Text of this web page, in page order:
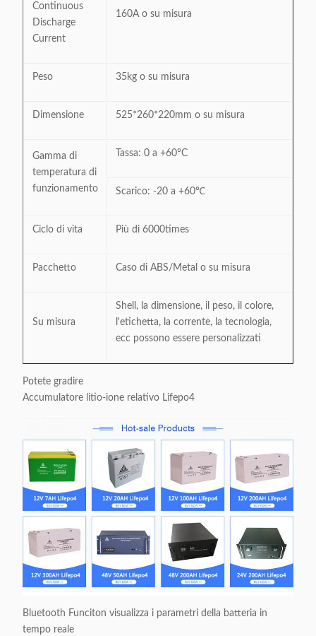
Continuous
Discharge
Current
160A o su misura
Peso 35kg o su misura
Dimensione 525*260*220mm o su misura
Gamma di
temperatura di
funzionamento
Tassa: 0 a +60°C
Scarico: -20 a +60℃
Ciclo di vita Più di 6000times
Pacchetto Caso di ABS/Metal o su misura
Su misura
Shell, la dimensione, il peso, il colore,
l'etichetta, la corrente, la tecnologia,
ecc possono essere personalizzati
Potete gradire
Accumulatore litio-ione relativo Lifepo4
Bluetooth Funciton visualizza i parametri della batteria in
tempo reale